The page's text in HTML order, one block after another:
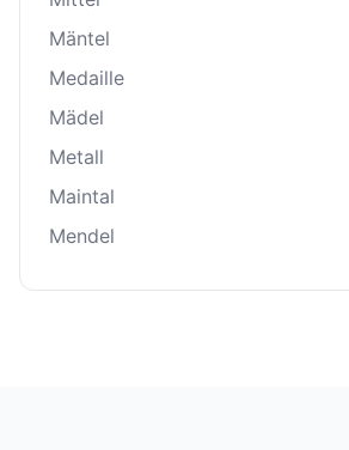
Mäntel
Medaille
Mädel
Metall
Maintal
Mendel